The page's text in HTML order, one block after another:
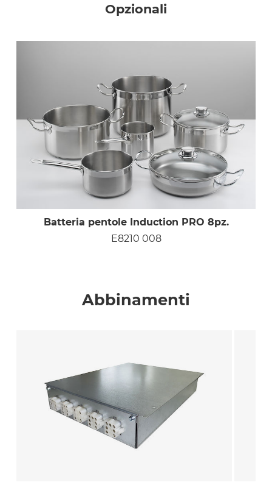
Opzionali
Batteria pentole Induction PRO 8pz.
E8210 008
Abbinamenti